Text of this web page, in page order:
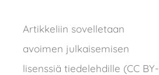
Artikkeliin sovelletaan
avoimen julkaisemisen
lisenssiä tiedelehdille (CC BY-